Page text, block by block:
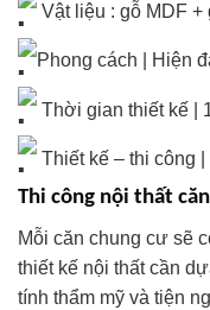
Vật liệu : gỗ MDF +
Phong cách | Hiện
Thời gian thiết kế |
Thiết kế – thi công |
Thi công nội thất
Mỗi căn chung cư sẽ
thiết kế nội thất cần
tính thẩm mỹ và tiện